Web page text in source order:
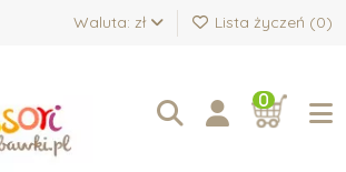
Waluta: zł Lista życzeń (0)
0